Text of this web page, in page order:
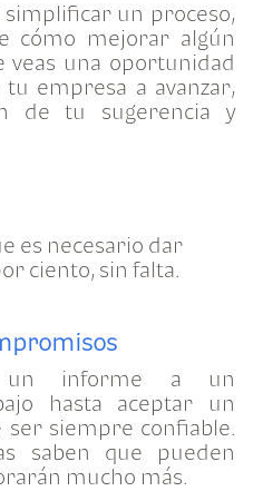
simplificar un proceso,
cómo mejorar algún
veas una oportunidad
empresa a avanzar,
de tu sugerencia y
es necesario dar
ciento, sin falta.
un informe a un
hasta aceptar un
ser siempre confiable.
saben que pueden
mucho más.